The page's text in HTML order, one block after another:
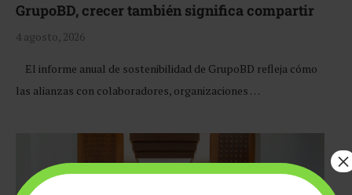
GrupoBD, crecer también significa compartir
4 agosto, 2026
El informe anual de sostenibilidad de GrupoBD refleja cómo
las alianzas con colaboradores, organizaciones …
×